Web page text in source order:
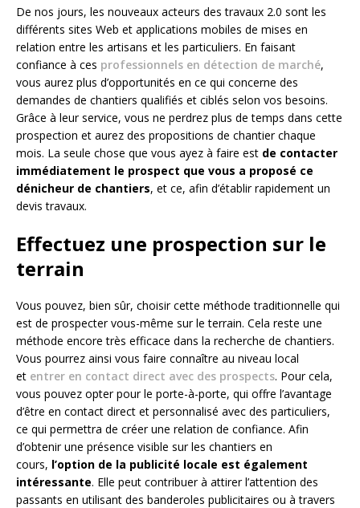
De nos jours, les nouveaux acteurs des travaux 2.0 sont les
différents sites Web et applications mobiles de mises en
relation entre les artisans et les particuliers. En faisant
confiance à ces professionnels en détection de marché,
vous aurez plus d’opportunités en ce qui concerne des
demandes de chantiers qualifiés et ciblés selon vos besoins.
Grâce à leur service, vous ne perdrez plus de temps dans cette
prospection et aurez des propositions de chantier chaque
mois. La seule chose que vous ayez à faire est de contacter
immédiatement le prospect que vous a proposé ce
dénicheur de chantiers, et ce, afin d’établir rapidement un
devis travaux.
Effectuez une prospection sur le
terrain
Vous pouvez, bien sûr, choisir cette méthode traditionnelle qui
est de prospecter vous-même sur le terrain. Cela reste une
méthode encore très efficace dans la recherche de chantiers.
Vous pourrez ainsi vous faire connaître au niveau local
et entrer en contact direct avec des prospects. Pour cela,
vous pouvez opter pour le porte-à-porte, qui offre l’avantage
d’être en contact direct et personnalisé avec des particuliers,
ce qui permettra de créer une relation de confiance. Afin
d’obtenir une présence visible sur les chantiers en
cours, l’option de la publicité locale est également
intéressante. Elle peut contribuer à attirer l’attention des
passants en utilisant des banderoles publicitaires ou à travers